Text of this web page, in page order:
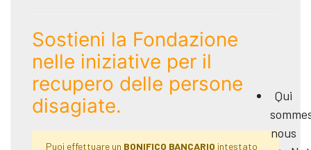
Qui
nous
Sostieni la Fondazione
nelle iniziative per il
recupero delle persone
disagiate.
Puoi effettuare un BONIFICO BANCARIO intestato